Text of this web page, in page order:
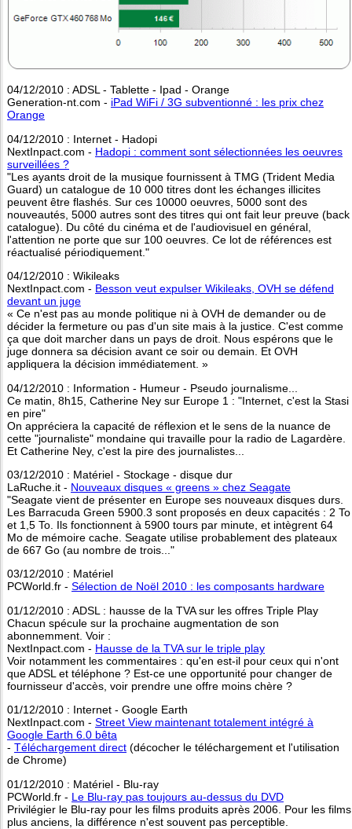
04/12/2010 : ADSL - Tablette - Ipad - Orange
Generation-nt.com - iPad WiFi / 3G subventionné : les prix chez
Orange
04/12/2010 : Internet - Hadopi
NextInpact.com - Hadopi : comment sont sélectionnées les oeuvres
surveillées ?
"Les ayants droit de la musique fournissent à TMG (Trident Media
Guard) un catalogue de 10 000 titres dont les échanges illicites
peuvent être flashés. Sur ces 10000 oeuvres, 5000 sont des
nouveautés, 5000 autres sont des titres qui ont fait leur preuve (back
catalogue). Du côté du cinéma et de l'audiovisuel en général,
l'attention ne porte que sur 100 oeuvres. Ce lot de références est
réactualisé périodiquement."
04/12/2010 : Wikileaks
NextInpact.com - Besson veut expulser Wikileaks, OVH se défend
devant un juge
« Ce n'est pas au monde politique ni à OVH de demander ou de
décider la fermeture ou pas d'un site mais à la justice. C'est comme
ça que doit marcher dans un pays de droit. Nous espérons que le
juge donnera sa décision avant ce soir ou demain. Et OVH
appliquera la décision immédiatement. »
04/12/2010 : Information - Humeur - Pseudo journalisme...
Ce matin, 8h15, Catherine Ney sur Europe 1 : "Internet, c'est la Stasi
en pire"
On appréciera la capacité de réflexion et le sens de la nuance de
cette "journaliste" mondaine qui travaille pour la radio de Lagardère.
Et Catherine Ney, c'est la pire des journalistes...
03/12/2010 : Matériel - Stockage - disque dur
LaRuche.it - Nouveaux disques « greens » chez Seagate
"Seagate vient de présenter en Europe ses nouveaux disques durs.
Les Barracuda Green 5900.3 sont proposés en deux capacités : 2 To
et 1,5 To. Ils fonctionnent à 5900 tours par minute, et intègrent 64
Mo de mémoire cache. Seagate utilise probablement des plateaux
de 667 Go (au nombre de trois..."
03/12/2010 : Matériel
PCWorld.fr - Sélection de Noël 2010 : les composants hardware
01/12/2010 : ADSL : hausse de la TVA sur les offres Triple Play
Chacun spécule sur la prochaine augmentation de son
abonnemment. Voir :
NextInpact.com - Hausse de la TVA sur le triple play
Voir notamment les commentaires : qu'en est-il pour ceux qui n'ont
que ADSL et téléphone ? Est-ce une opportunité pour changer de
fournisseur d'accès, voir prendre une offre moins chère ?
01/12/2010 : Internet - Google Earth
NextInpact.com - Street View maintenant totalement intégré à
Google Earth 6.0 bêta
- Téléchargement direct (décocher le téléchargement et l'utilisation
de Chrome)
01/12/2010 : Matériel - Blu-ray
PCWorld.fr - Le Blu-ray pas toujours au-dessus du DVD
Privilégier le Blu-ray pour les films produits après 2006. Pour les films
plus anciens, la différence n'est souvent pas perceptible.